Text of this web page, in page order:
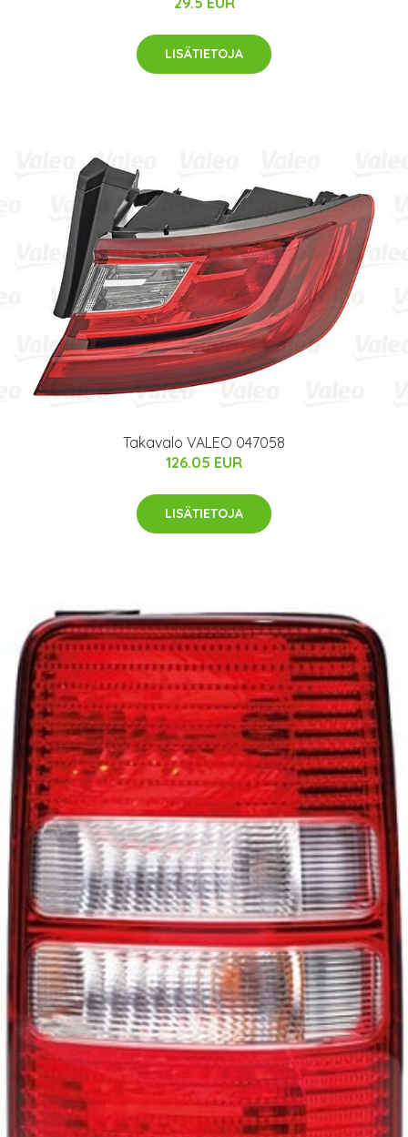
LISÄTIETOJA
Takavalo VALEO 047058
126.05 EUR
LISÄTIETOJA